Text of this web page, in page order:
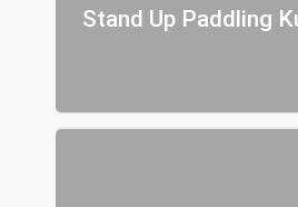
Stand Up Paddling